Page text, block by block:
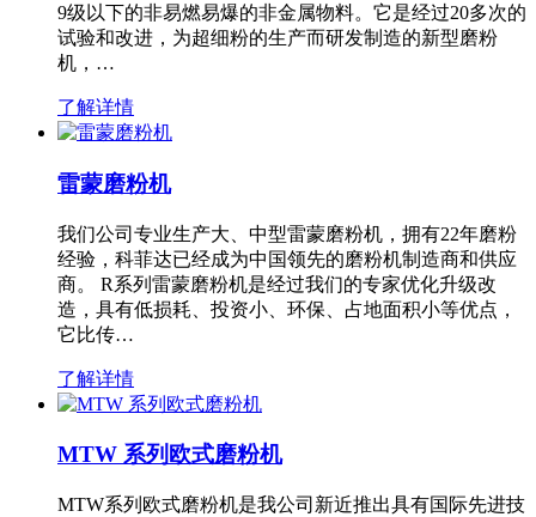
9级以下的非易燃易爆的非金属物料。它是经过20多次的
试验和改进，为超细粉的生产而研发制造的新型磨粉
机，…
了解详情
雷蒙磨粉机
我们公司专业生产大、中型雷蒙磨粉机，拥有22年磨粉
经验，科菲达已经成为中国领先的磨粉机制造商和供应
商。 R系列雷蒙磨粉机是经过我们的专家优化升级改
造，具有低损耗、投资小、环保、占地面积小等优点，
它比传…
了解详情
MTW 系列欧式磨粉机
MTW系列欧式磨粉机是我公司新近推出具有国际先进技